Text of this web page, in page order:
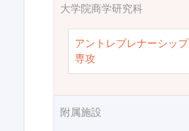
大学院商学研究科
アントレプレナーシップ
専攻
附属施設